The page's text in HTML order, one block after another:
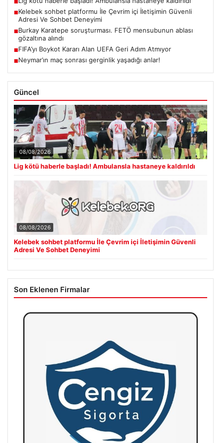
■
■Kelebek sohbet platformu İle Çevrim içi İletişimin Güvenli
Adresi Ve Sohbet Deneyimi
■Burkay Karatepe soruşturması. FETÖ mensubunun ablası
gözaltına alındı
■FIFA’yı Boykot Kararı Alan UEFA Geri Adım Atmıyor
■Neymar’ın maç sonrası gerginlik yaşadığı anlar!
Güncel
08/08/2026
Lig kötü haberle başladı! Ambulansla hastaneye kaldırıldı
08/08/2026
Kelebek sohbet platformu İle Çevrim içi İletişimin Güvenli
Adresi Ve Sohbet Deneyimi
Son Eklenen Firmalar